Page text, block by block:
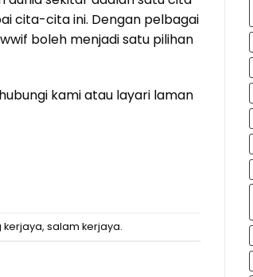
cita-cita ini. Dengan pelbagai
boleh menjadi satu pilihan
kami atau layari laman
kerjaya, salam kerjaya.